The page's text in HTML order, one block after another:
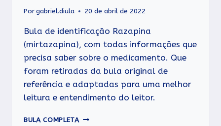
Porgabriel.diula 20 de abril de 2022
Bula de identificação Razapina
(mirtazapina), com todas informações que
precisa saber sobre o medicamento. Que
foram retiradas da bula original de
referência e adaptadas para uma melhor
leitura e entendimento do leitor.
BULA COMPLETA RAZAPINA